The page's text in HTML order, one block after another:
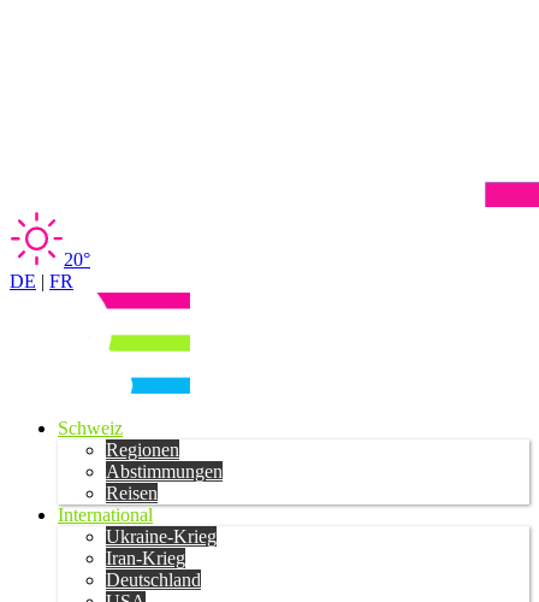
20°
DE | FR
Schweiz
Regionen
Abstimmungen
Reisen
International
Ukraine-Krieg
Iran-Krieg
Deutschland